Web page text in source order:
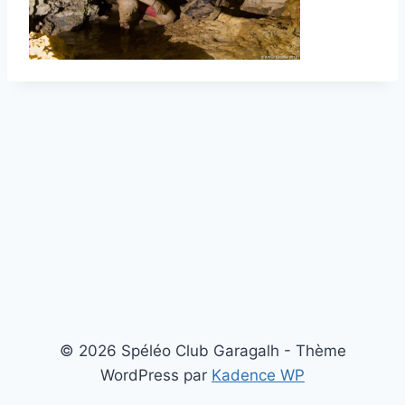
© 2026 Spéléo Club Garagalh - Thème
WordPress par Kadence WP